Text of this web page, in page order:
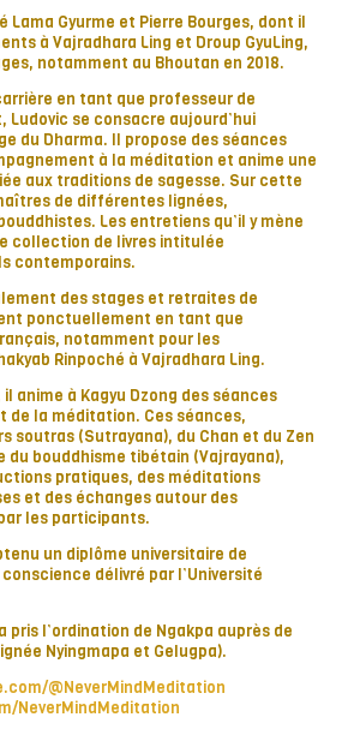
Lama Gyurme et Pierre Bourges, dont il
à Vajradhara Ling et Droup GyuLing,
notamment au Bhoutan en 2018.
en tant que professeur de
Ludovic se consacre aujourd’hui
du Dharma. Il propose des séances
à la méditation et anime une
aux traditions de sagesse. Sur cette
de différentes lignées,
Les entretiens qu’il y mène
collection de livres intitulée
contemporains.
des stages et retraites de
ponctuellement en tant que
notamment pour les
Rinpoché à Vajradhara Ling.
anime à Kagyu Dzong des séances
de la méditation. Ces séances,
soutras (Sutrayana), du Chan et du Zen
du bouddhisme tibétain (Vajrayana),
pratiques, des méditations
et des échanges autour des
les participants.
un diplôme universitaire de
délivré par l’Université
pris l’ordination de Ngakpa auprès de
Nyingmapa et Gelugpa).
@NeverMindMeditation
NeverMindMeditation